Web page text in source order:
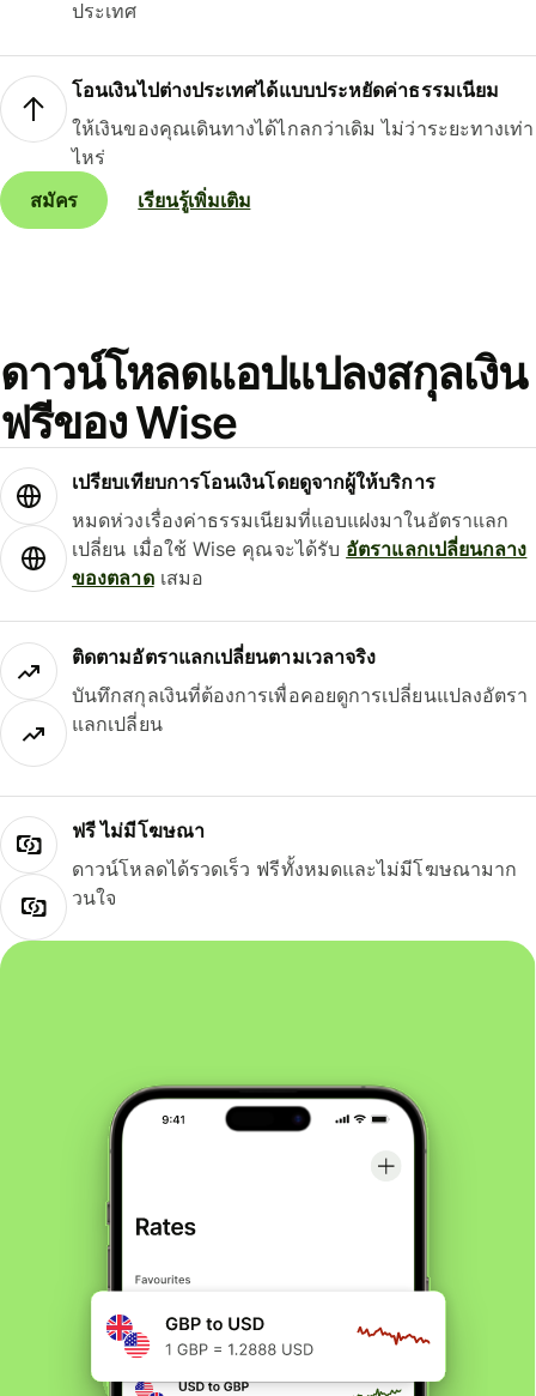
ประเทศ
โอนเงินไปต่างประเทศได้แบบประหยัดค่าธรรมเนียม
ให้เงินของคุณเดินทางได้ไกลกว่าเดิม ไม่ว่าระยะทางเท่า
ไหร่
สมัคร
เรียนรู้เพิ่มเติม
ดาวน์โหลดแอปแปลงสกุลเงิน
ฟรีของ Wise
เปรียบเทียบการโอนเงินโดยดูจากผู้ให้บริการ
หมดห่วงเรื่องค่าธรรมเนียมที่แอบแฝงมาในอัตราแลก
เปลี่ยน เมื่อใช้ Wise คุณจะได้รับ อัตราแลกเปลี่ยนกลาง
ของตลาดเสมอ
ติดตามอัตราแลกเปลี่ยนตามเวลาจริง
บันทึกสกุลเงินที่ต้องการเพื่อคอยดูการเปลี่ยนแปลงอัตรา
แลกเปลี่ยน
ฟรี ไม่มีโฆษณา
ดาวน์โหลดได้รวดเร็ว ฟรีทั้งหมดและไม่มีโฆษณามาก
วนใจ